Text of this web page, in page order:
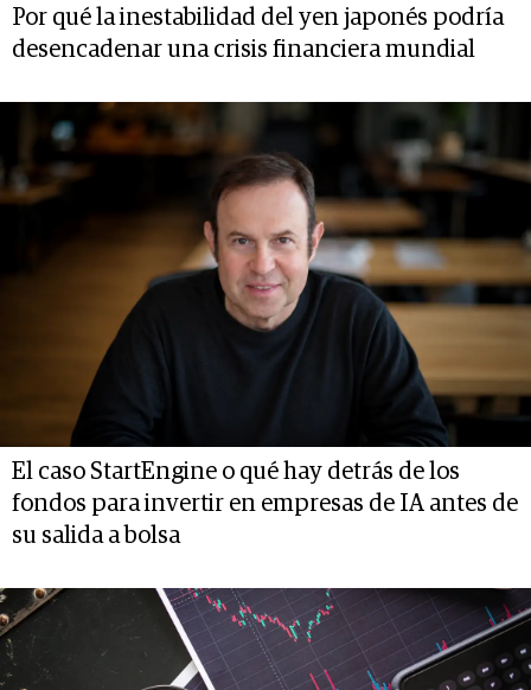
Por qué la inestabilidad del yen japonés podría
desencadenar una crisis financiera mundial
El caso StartEngine o qué hay detrás de los
fondos para invertir en empresas de IA antes de
su salida a bolsa